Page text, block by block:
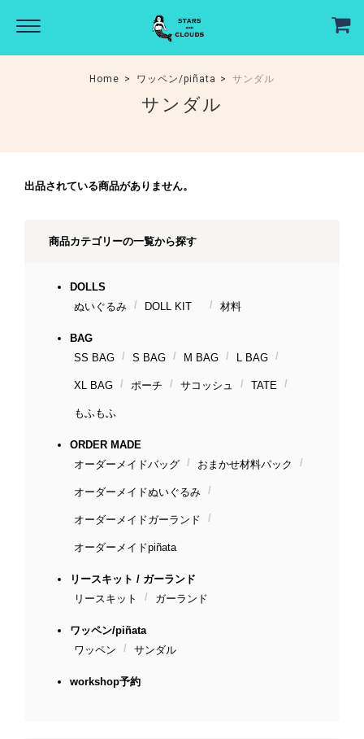
Home ワッペン/piñata サンダル
サンダル
出品されている商品がありません。
商品カテゴリーの一覧から探す
DOLLS
ぬいぐるみ
DOLL KIT 材料
BAG
SS BAG
S BAG M BAG L BAG
XL BAG ポーチ サコッシュ TATE
もふもふ
ORDER MADE
オーダーメイドバッグ
おまかせ材料パック
オーダーメイドぬいぐるみ
オーダーメイドガーランド
オーダーメイドpiñata
リースキット / ガーランド
リースキット
ガーランド
ワッペン/piñata
ワッペン
サンダル
workshop予約